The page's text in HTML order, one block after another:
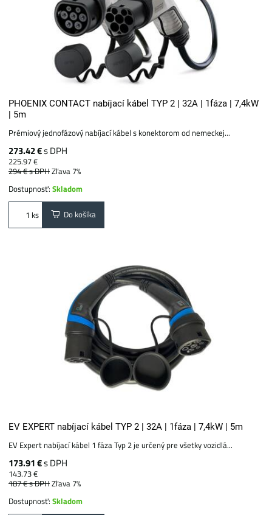
PHOENIX CONTACT nabíjací kábel TYP 2 | 32A | 1fáza | 7,4kW
| 5m
Prémiový jednofázový nabíjací kábel s konektorom od nemeckej...
273.42 €s DPH
225.97 €
294 €s DPHZľava 7%
Dostupnosť:Skladom
ks Do košíka
EV EXPERT nabíjací kábel TYP 2 | 32A | 1fáza | 7,4kW | 5m
EV Expert nabíjací kábel 1 fáza Typ 2 je určený pre všetky vozidlá...
173.91 €s DPH
143.73 €
187 €s DPHZľava 7%
Dostupnosť:Skladom